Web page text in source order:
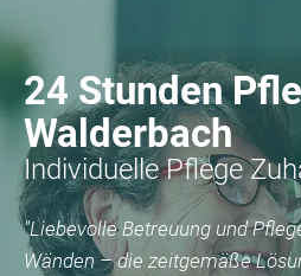
24 Stunden
Walderbach
Individuelle Pflege
"Liebevolle Betreuung und
Wänden – die zeitgemäße